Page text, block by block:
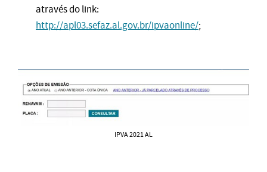
através do link:
http://apl03.sefaz.al.gov.br/ipvaonline/;
IPVA 2021 AL